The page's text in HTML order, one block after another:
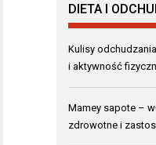
DIETA I
Kulisy
i aktywność
Mamey sapote –
zdrowotne i